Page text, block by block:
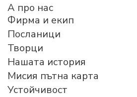
A про нас
Фирма и екип
Посланици
Творци
Нашата история
Мисия пътна карта
Устойчивост